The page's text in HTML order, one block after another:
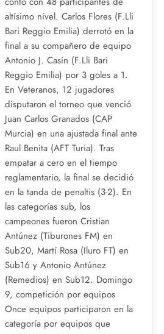
altísimo nivel. Carlos Flores (F.Lli
Bari Reggio Emilia) derrotó en la
final a su compañero de equipo
Antonio J. Casín (F.Lli Bari
Reggio Emilia) por 3 goles a 1.
En Veteranos, 12 jugadores
disputaron el torneo que venció
Juan Carlos Granados (CAP
Murcia) en una ajustada final ante
Raul Benita (AFT Turia). Tras
empatar a cero en el tiempo
reglamentario, la final se decidió
en la tanda de penaltis (3-2). En
las categorías sub, los
campeones fueron Cristian
Antúnez (Tiburones FM) en
Sub20, Martí Rosa (Iluro FT) en
Sub16 y Antonio Antúnez
(Remedios) en Sub12. Domingo
9, competición por equipos
Once equipos participaron en la
categoría por equipos que